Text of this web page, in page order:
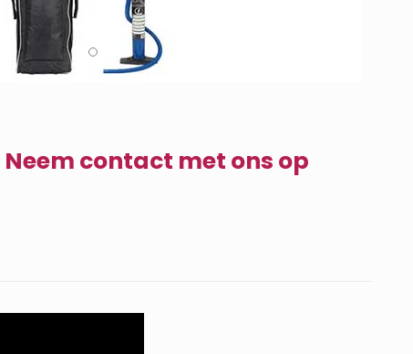
Neem contact met ons op